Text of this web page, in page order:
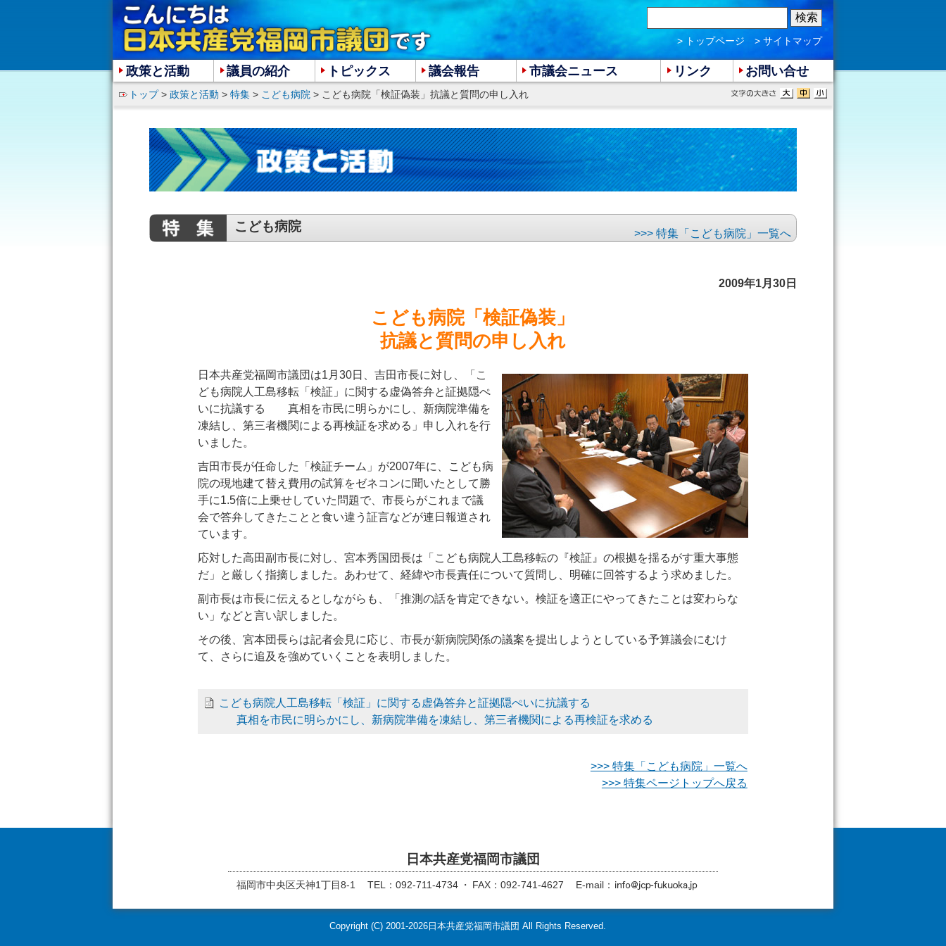
トップ> 政策と活動 > 特集 > こども病院 > こども病院「検証偽装」抗議と質問の申し入れ
大 中 小
こども病院 >>> 特集「こども病院」一覧へ
2009年1月30日
こども病院「検証偽装」
抗議と質問の申し入れ
日本共産党福岡市議団は1月30日、吉田市長に対し、「こ
ども病院人工島移転「検証」に関する虚偽答弁と証拠隠ぺ
いに抗議する 真相を市民に明らかにし、新病院準備を
凍結し、第三者機関による再検証を求める」申し入れを行
いました。
吉田市長が任命した「検証チーム」が2007年に、こども病
院の現地建て替え費用の試算をゼネコンに聞いたとして勝
手に1.5倍に上乗せしていた問題で、市長らがこれまで議
会で答弁してきたことと食い違う証言などが連日報道され
ています。
応対した高田副市長に対し、宮本秀国団長は「こども病院人工島移転の『検証』の根拠を揺るがす重大事態
だ」と厳しく指摘しました。あわせて、経緯や市長責任について質問し、明確に回答するよう求めました。
副市長は市長に伝えるとしながらも、「推測の話を肯定できない。検証を適正にやってきたことは変わらな
い」などと言い訳しました。
その後、宮本団長らは記者会見に応じ、市長が新病院関係の議案を提出しようとしている予算議会にむけ
て、さらに追及を強めていくことを表明しました。
こども病院人工島移転「検証」に関する虚偽答弁と証拠隠ぺいに抗議する
真相を市民に明らかにし、新病院準備を凍結し、第三者機関による再検証を求める
>>> 特集「こども病院」一覧へ
>>> 特集ページトップへ戻る
政策と活動 議員の紹介 トピックス 議会報告 市議会ニュース リンク お問い合せ
> トップページ > サイトマップ
日本共産党福岡市議団
福岡市中央区天神1丁目8-1 TEL：092-711-4734 FAX：092-741-4627 E-mail：
Copyright (C) 2001-2026日本共産党福岡市議団 All Rights Reserved.